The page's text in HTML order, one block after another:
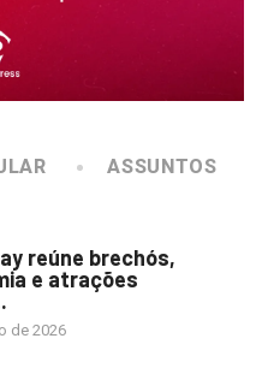
ASSUNTOS
reúne brechós,
e atrações
de 2026